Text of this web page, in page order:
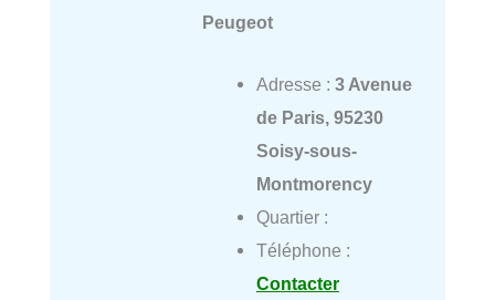
Peugeot
Adresse : 3 Avenue
de Paris, 95230
Soisy-sous-
Montmorency
Quartier :
Téléphone :
Contacter